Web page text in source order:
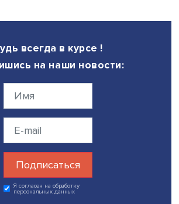
Канады, где существует программа
продукции местных фермеров для
также подчеркнула, что одно
способно дать новые стимулы роста и
городов из-за сложности
и необходимости опережающего
которая может «не взлететь» из-за
гостей.
о ностальгии северян по временам
подчеркнула, что Арктика и